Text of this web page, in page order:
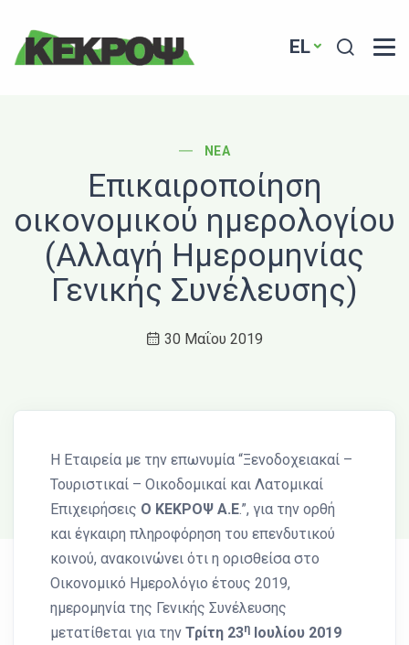
Header Logo EL Search
POST CATEGORY
ΝΈΑ
Επικαιροποίηση
οικονομικού ημερολογίου
(Αλλαγή Ημερομηνίας
Γενικής Συνέλευσης)
30 Μαΐου 2019
Η Εταιρεία με την επωνυμία “Ξενοδοχειακαί –
Τουριστικαί – Οικοδομικαί και Λατομικαί
Επιχειρήσεις Ο ΚΕΚΡΟΨ Α.Ε.”, για την ορθή
και έγκαιρη πληροφόρηση του επενδυτικού
κοινού, ανακοινώνει ότι η ορισθείσα στο
Οικονομικό Ημερολόγιο έτους 2019,
ημερομηνία της Γενικής Συνέλευσης
μετατίθεται για την Τρίτη 23η Ιουλίου 2019